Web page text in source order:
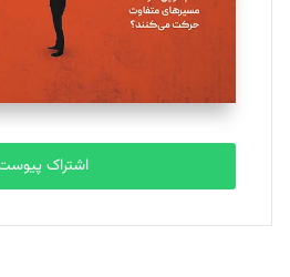
تحریریه
مصطفی مسجدی آرانی
تحریریه
بابک نقاش
تحریریه
اشتراک